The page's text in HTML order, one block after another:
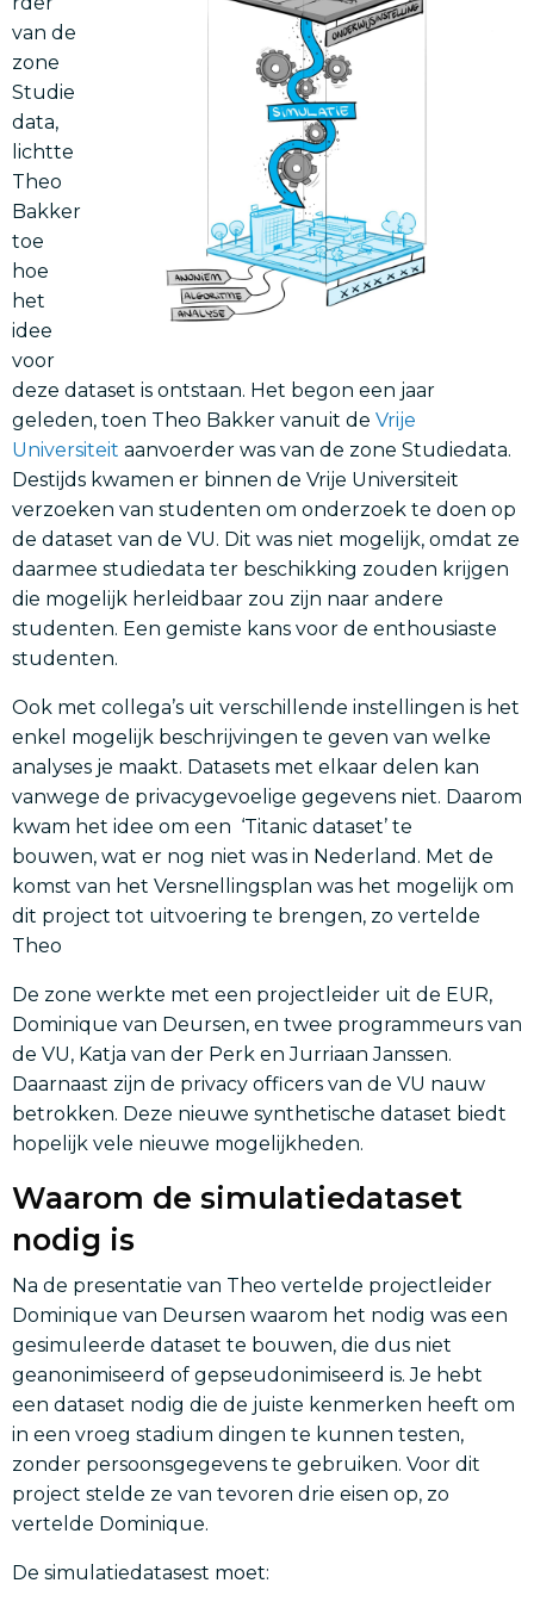
van de
zone
Studie
data,
lichtte
Theo
Bakker
toe
hoe
het
idee
voor
deze dataset is ontstaan. Het begon een jaar
geleden, toen Theo Bakker vanuit de Vrije
Universiteit aanvoerder was van de zone Studiedata.
Destijds kwamen er binnen de Vrije Universiteit
verzoeken van studenten om onderzoek te doen op
de dataset van de VU. Dit was niet mogelijk, omdat ze
daarmee studiedata ter beschikking zouden krijgen
die mogelijk herleidbaar zou zijn naar andere
studenten. Een gemiste kans voor de enthousiaste
studenten.
Ook met collega’s uit verschillende instellingen is het
enkel mogelijk beschrijvingen te geven van welke
analyses je maakt. Datasets met elkaar delen kan
vanwege de privacygevoelige gegevens niet. Daarom
kwam het idee om een ‘Titanic dataset’ te
bouwen, wat er nog niet was in Nederland. Met de
komst van het Versnellingsplan was het mogelijk om
dit project tot uitvoering te brengen, zo vertelde
Theo
De zone werkte met een projectleider uit de EUR,
Dominique van Deursen, en twee programmeurs van
de VU, Katja van der Perk en Jurriaan Janssen.
Daarnaast zijn de privacy officers van de VU nauw
betrokken. Deze nieuwe synthetische dataset biedt
hopelijk vele nieuwe mogelijkheden.
Waarom de simulatiedataset
nodig is
Na de presentatie van Theo vertelde projectleider
Dominique van Deursen waarom het nodig was een
gesimuleerde dataset te bouwen, die dus niet
geanonimiseerd of gepseudonimiseerd is. Je hebt
een dataset nodig die de juiste kenmerken heeft om
in een vroeg stadium dingen te kunnen testen,
zonder persoonsgegevens te gebruiken. Voor dit
project stelde ze van tevoren drie eisen op, zo
vertelde Dominique.
De simulatiedatasest moet: